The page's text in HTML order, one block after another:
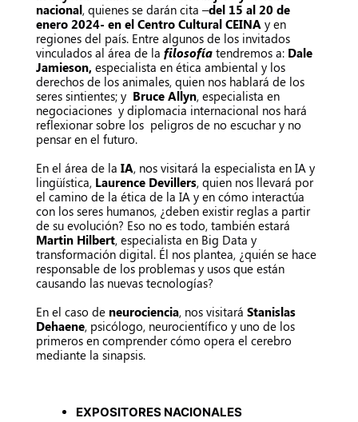
nacional, quienes se darán cita –del 15 al 20 de
enero 2024- en el Centro Cultural CEINA y en
regiones del país. Entre algunos de los invitados
vinculados al área de la filosofía tendremos a: Dale
Jamieson, especialista en ética ambiental y los
derechos de los animales, quien nos hablará de los
seres sintientes; y Bruce Allyn, especialista en
negociaciones y diplomacia internacional nos hará
reflexionar sobre los peligros de no escuchar y no
pensar en el futuro.
En el área de la IA, nos visitará la especialista en IA y
lingüística, Laurence Devillers, quien nos llevará por
el camino de la ética de la IA y en cómo interactúa
con los seres humanos, ¿deben existir reglas a partir
de su evolución? Eso no es todo, también estará
Martin Hilbert, especialista en Big Data y
transformación digital. Él nos plantea, ¿quién se hace
responsable de los problemas y usos que están
causando las nuevas tecnologías?
En el caso de neurociencia, nos visitará Stanislas
Dehaene, psicólogo, neurocientífico y uno de los
primeros en comprender cómo opera el cerebro
mediante la sinapsis.
EXPOSITORES NACIONALES